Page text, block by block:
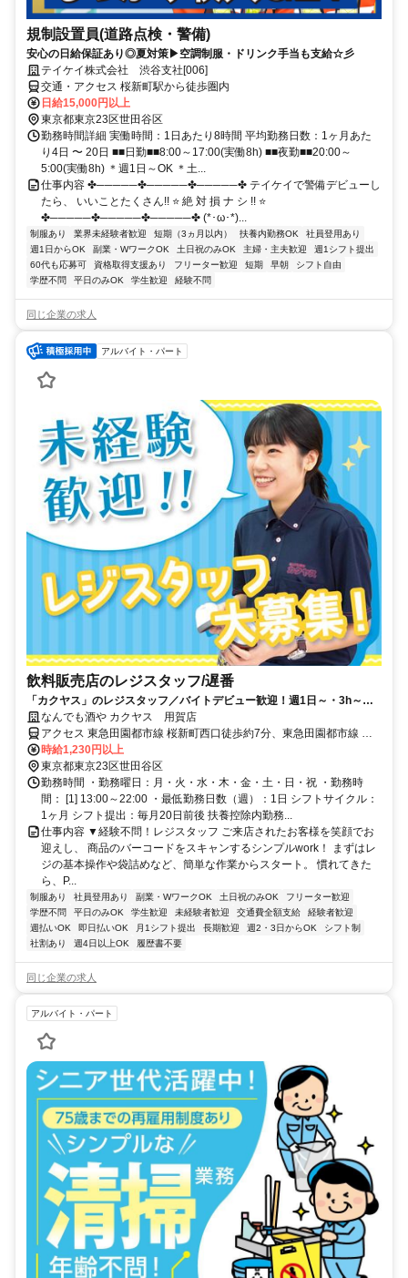
規制設置員(道路点検・警備)
安心の日給保証あり◎夏対策▶空調制服・ドリンク手当も支給☆彡
テイケイ株式会社 渋谷支社[006]
交通・アクセス 桜新町駅から徒歩圏内
日給15,000円以上
東京都東京23区世田谷区
勤務時間詳細 実働時間：1日あたり8時間 平均勤務日数：1ヶ月あた
り4日 〜 20日 ■■日勤■■8:00～17:00(実働8h) ■■夜勤■■20:00～
5:00(実働8h) ＊週1日～OK ＊土...
仕事内容 ✤─────✤─────✤─────✤ テイケイで警備デビューし
たら、 いいことたくさん!! ⭐ 絶 対 損 ナ シ !! ⭐
✤─────✤─────✤─────✤ (*･ω･*)...
制服あり 業界未経験者歓迎 短期（3ヵ月以内） 扶養内勤務OK
社員登用あり
週1日からOK
副業・WワークOK 土日祝のみOK 主婦・主夫歓迎
週1シフト提出
60代も応募可
資格取得支援あり フリーター歓迎 短期 早朝
シフト自由
学歴不問
平日のみOK 学生歓迎 経験不問
同じ企業の求人
アルバイト・パート
飲料販売店のレジスタッフ/遅番
「カクヤス」のレジスタッフ／バイトデビュー歓迎！週1日～・3h～、
スキマ時間を有効活用◎日払いOK
なんでも酒や カクヤス 用賀店
アクセス 東急田園都市線 桜新町西口徒歩約7分、東急田園都市線 用
賀東口徒歩約8分、東急世田谷線 上町下高井戸方面口徒歩約23分 ※
マイカー（車・バイク）通勤不可
時給1,230円以上
東京都東京23区世田谷区
勤務時間 ・勤務曜日：月・火・水・木・金・土・日・祝 ・勤務時
間： [1] 13:00～22:00 ・最低勤務日数（週）：1日 シフトサイクル：
1ヶ月 シフト提出：毎月20日前後 扶養控除内勤務...
仕事内容 ▼経験不問！レジスタッフ ご来店されたお客様を笑顔でお
迎えし、 商品のバーコードをスキャンするシンプルwork！ まずはレ
ジの基本操作や袋詰めなど、簡単な作業からスタート。 慣れてきた
ら、P...
制服あり 社員登用あり 副業・WワークOK 土日祝のみOK
フリーター歓迎
学歴不問
平日のみOK 学生歓迎 未経験者歓迎 交通費全額支給
経験者歓迎
週払いOK
即日払いOK 月1シフト提出 長期歓迎 週2・3日からOK
シフト制
社割あり
週4日以上OK 履歴書不要
同じ企業の求人
アルバイト・パート